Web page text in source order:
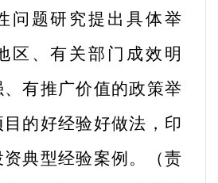
问题研究提出具体举
区、有关部门成效明
有推广价值的政策举
的好经验好做法，印
典型经验案例。
（责